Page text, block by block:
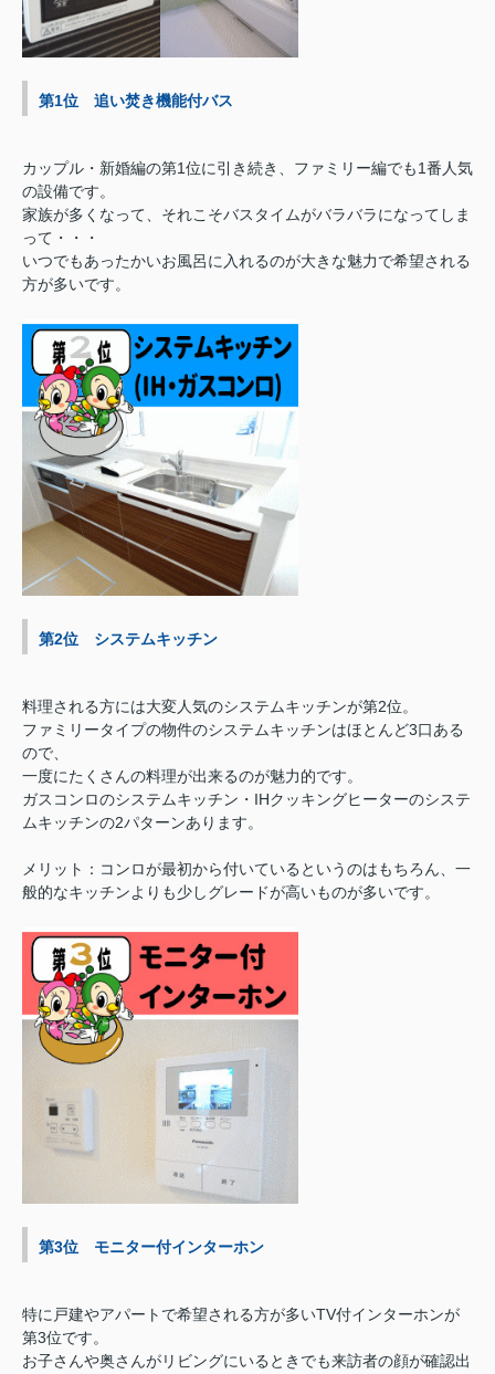
第1位 追い焚き機能付バス
カップル・新婚編の第1位に引き続き、ファミリー編でも1番人気
の設備です。
家族が多くなって、それこそバスタイムがバラバラになってしま
って・・・
いつでもあったかいお風呂に入れるのが大きな魅力で希望される
方が多いです。
第2位 システムキッチン
料理される方には大変人気のシステムキッチンが第2位。
ファミリータイプの物件のシステムキッチンはほとんど3口ある
ので、
一度にたくさんの料理が出来るのが魅力的です。
ガスコンロのシステムキッチン・IHクッキングヒーターのシステ
ムキッチンの2パターンあります。
メリット：コンロが最初から付いているというのはもちろん、一
般的なキッチンよりも少しグレードが高いものが多いです。
第3位 モニター付インターホン
特に戸建やアパートで希望される方が多いTV付インターホンが
第3位です。
お子さんや奥さんがリビングにいるときでも来訪者の顔が確認出